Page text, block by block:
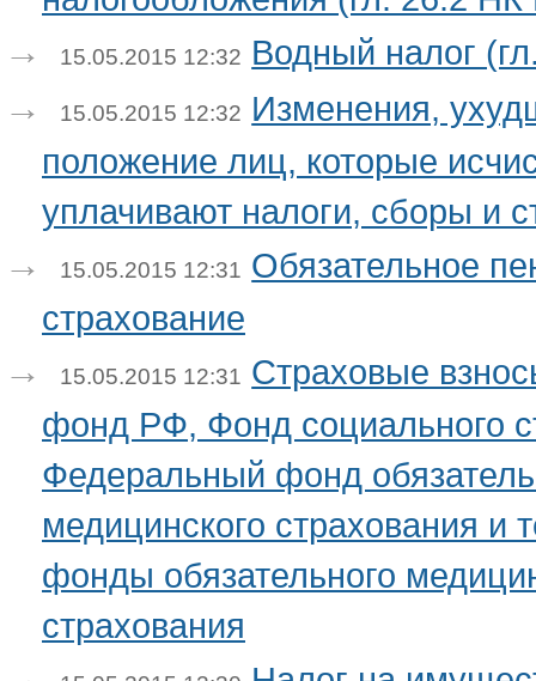
15.05.2015 12:32 Водный налог
15.05.2015 12:32 Изменения,
положение лиц, которые
уплачивают налоги, сборы и
15.05.2015 12:31 Обязательное
страхование
15.05.2015 12:31 Страховые
фонд РФ, Фонд социального
Федеральный фонд
медицинского страхования и
фонды обязательного
страхования